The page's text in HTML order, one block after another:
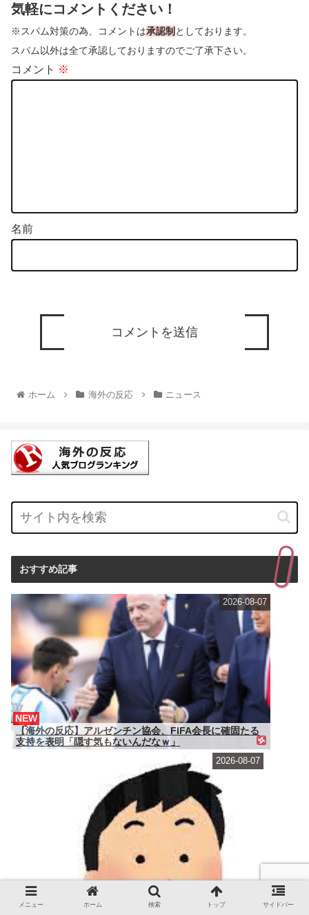
気軽にコメントください！
※スパム対策の為、コメントは承認制 としております。
スパム以外は全て承認しておりますのでご了承下さい。
コメント ※
名前
ホーム 海外の反応 ニュース
おすすめ記事
【海外の反応】アルゼンチン協会、FIFA会長に確固たる
支持を表明「隠す気もないんだなｗ」
NEW
2026-08-07
2026-08-07
メニュー ホーム 検索 トップ サイドバー